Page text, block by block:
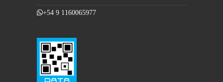
+54 9 1160065977